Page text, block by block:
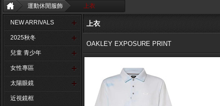
運動休閒服飾 上衣
NEW ARRIVALS
2025秋冬
兒童 青少年
女性專區
太陽眼鏡
近視鏡框
上衣
OAKLEY EXPOSURE PRINT